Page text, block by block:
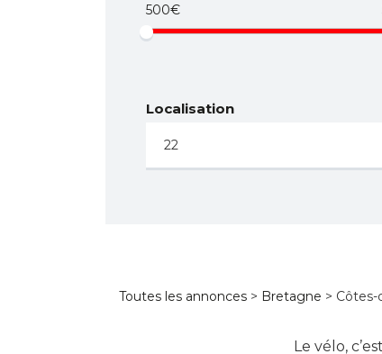
500€
Localisation
Toutes les annonces > Bretagne >
Le vélo,